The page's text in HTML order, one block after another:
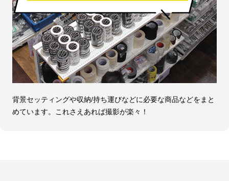
背景セッティングや収納/持ち運びなどに必要な商品などをまと
めています。これさえあれば撮影が楽々！